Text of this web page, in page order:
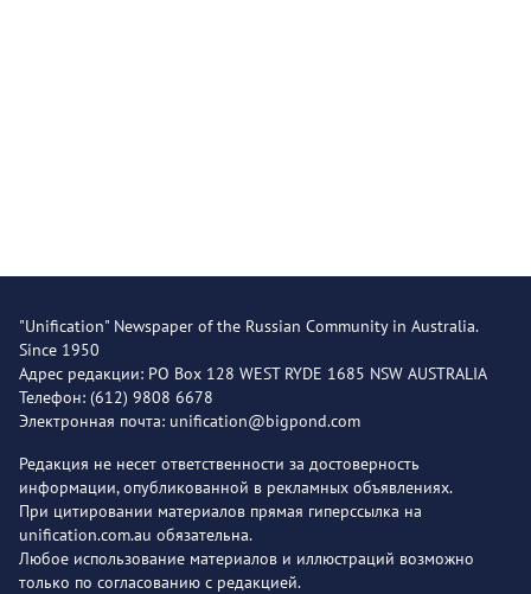
"Unification" Newspaper of the Russian Community in Australia.
Since 1950
Адрес редакции: PO Box 128 WEST RYDE 1685 NSW AUSTRALIA
Телефон: (612) 9808 6678
Электронная почта: unification@bigpond.com
Редакция не несет ответственности за достоверность
информации, опубликованной в рекламных объявлениях.
При цитировании материалов прямая гиперссылка на
unification.com.au обязательна.
Любое использование материалов и иллюстраций возможно
только по согласованию с редакцией.